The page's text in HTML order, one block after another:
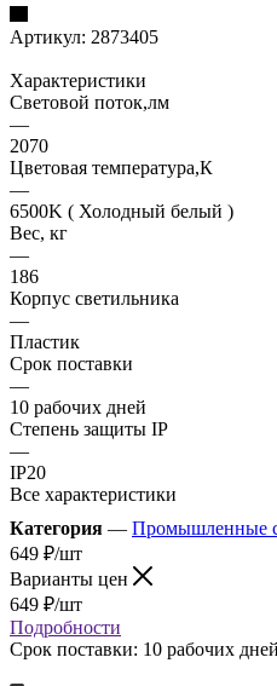
Артикул: 2873405
Характеристики
Световой поток,лм
—
2070
Цветовая температура,К
—
6500K ( Холодный белый )
Вес, кг
—
186
Корпус светильника
—
Пластик
Срок поставки
—
10 рабочих дней
Степень защиты IP
—
IP20
Все характеристики
Категория — Промышленные
649 ₽/шт
Варианты цен
649 ₽/шт
Подробности
Срок поставки: 10 рабочих дней